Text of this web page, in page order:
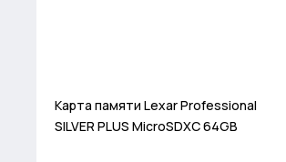
Карта памяти Lexar Professional
SILVER PLUS MicroSDXC 64GB